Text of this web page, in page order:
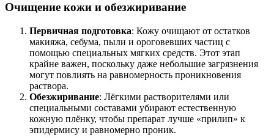
Очищение кожи и обезжиривание
Первичная подготовка: Кожу очищают от остатков
макияжа, себума, пыли и ороговевших частиц с
помощью специальных мягких средств. Этот этап
крайне важен, поскольку даже небольшие загрязнения
могут повлиять на равномерность проникновения
раствора.
Обезжиривание: Лёгкими растворителями или
специальными составами убирают естественную
кожную плёнку, чтобы препарат лучше «прилип» к
эпидермису и равномерно проник.